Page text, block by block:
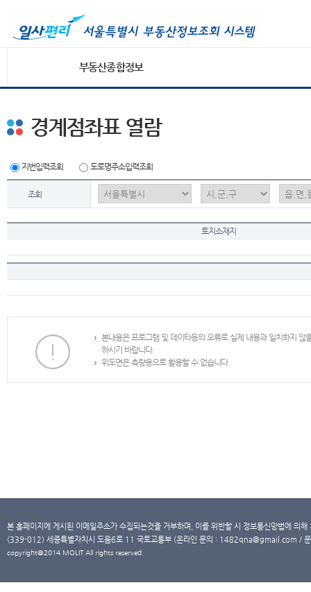
부동산종합정보
경계점좌표 열람
지번입력조회 도로명주소입력조회
조회
토지소재지
본내용은 프로그램 및 데이타등의 오류로 실제 내용과 일치하지
하시기 바랍니다.
위도면은 측량용으로 활용할 수 없습니다.
본 홈페이지에 게시된 이메일주소가 수집되는것을 거부하며, 이를 위반할 시 정보통신망법에 의
(339-012) 세종특별자치시 도움6로 11 국토교통부 (온라인 문의 : 1482qna@gmail.com /
copyright@2014 MOLIT All rights reserved.